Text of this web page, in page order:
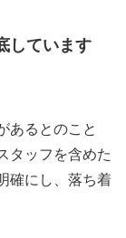
しています
あるとのこと
タッフを含めた
確にし、落ち着